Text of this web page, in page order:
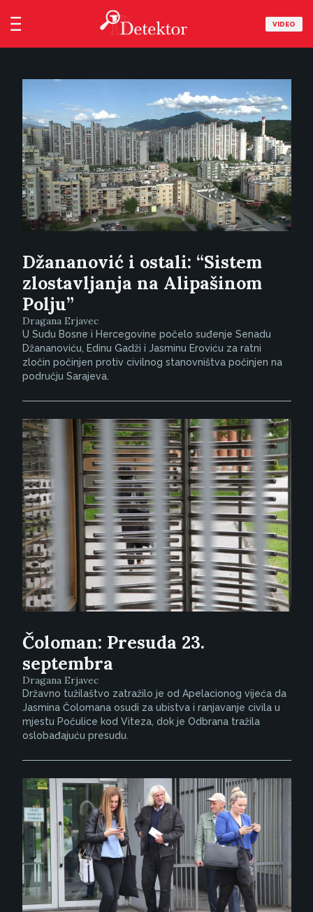
VIDEO
Džananović i ostali: “Sistem
zlostavljanja na Alipašinom
Polju”
Dragana Erjavec
U Sudu Bosne i Hercegovine počelo suđenje Senadu
Džananoviću, Edinu Gadži i Jasminu Eroviću za ratni
zločin počinjen protiv civilnog stanovništva počinjen na
području Sarajeva.
Čoloman: Presuda 23.
septembra
Dragana Erjavec
Državno tužilaštvo zatražilo je od Apelacionog vijeća da
Jasmina Čolomana osudi za ubistva i ranjavanje civila u
mjestu Počulice kod Viteza, dok je Odbrana tražila
oslobađajuću presudu.